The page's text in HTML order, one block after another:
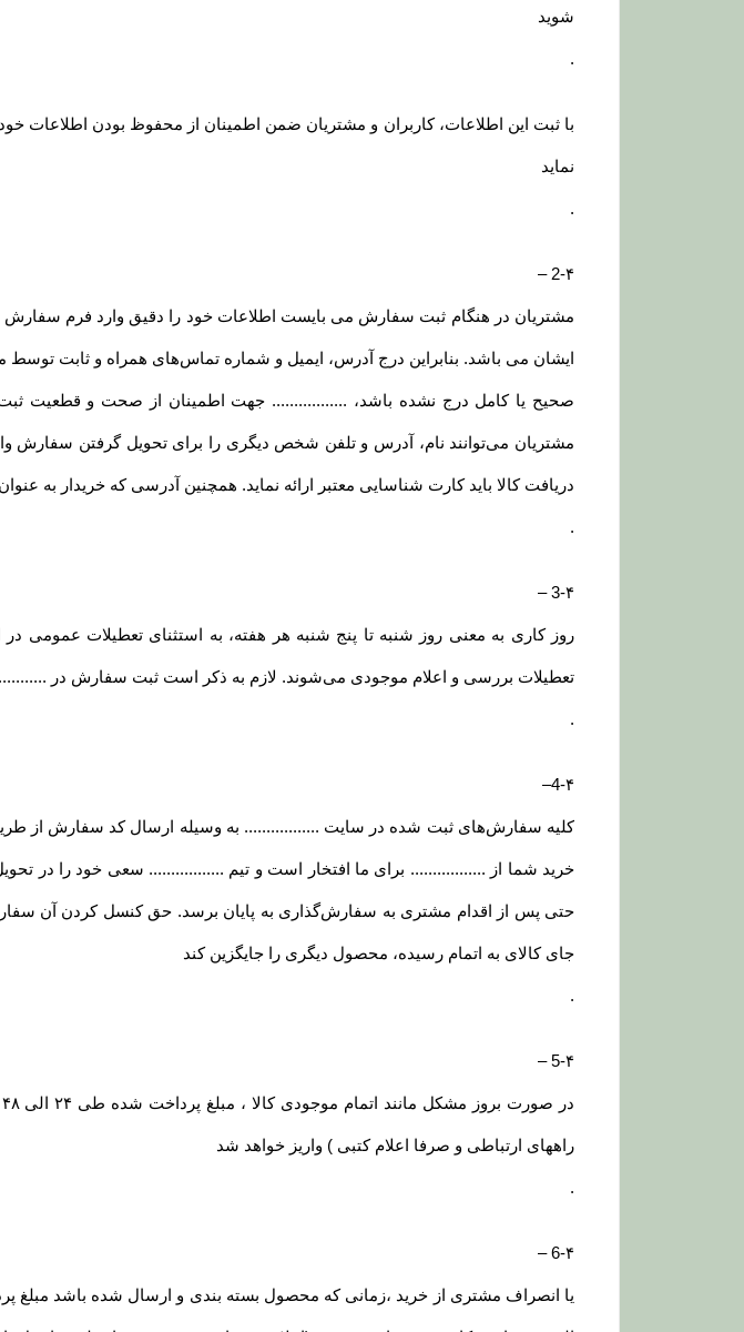
شوید
.
با ثبت این اطلاعات، کاربران و مشتریان ضمن اطمینان از محفوظ بودن اطلاعات
نماید
.
2-۴ –
مشتریان در هنگام ثبت سفارش می بایست اطلاعات خود را دقیق وارد فرم سفارش
ایشان می باشد. بنابراین درج آدرس، ایمیل و شماره تماس‌های همراه و ثابت
صحیح یا کامل درج نشده باشد، ................. جهت اطمینان از صحت و قطعیت
مشتریان می‌توانند نام، آدرس و تلفن شخص دیگری را برای تحویل گرفتن سفارش
دریافت کالا باید کارت شناسایی معتبر ارائه نماید. همچنین آدرسی که خریدار به
.
3-۴–
روز کاری به معنی روز شنبه تا پنج شنبه هر هفته، به استثنای تعطیلات
تعطیلات بررسی و اعلام موجودی می‌‏شوند. لازم به ذکر است ثبت سفارش در
.
4-۴–
کلیه سفارش‌‏های ثبت شده در سایت ................. به وسیله ارسال کد سفارش از
خرید شما از ................. برای ما افتخار است و تیم ................. سعی خود را در
حتی پس از اقدام مشتری به سفارش‌‏گذاری به پایان برسد. حق کنسل کردن آن
جای کالای به اتمام رسیده، محصول دیگری را جایگزین کند
.
5-۴–
راههای ارتباطی و صرفا اعلام کتبی ) واریز خواهد شد
.
6-۴–